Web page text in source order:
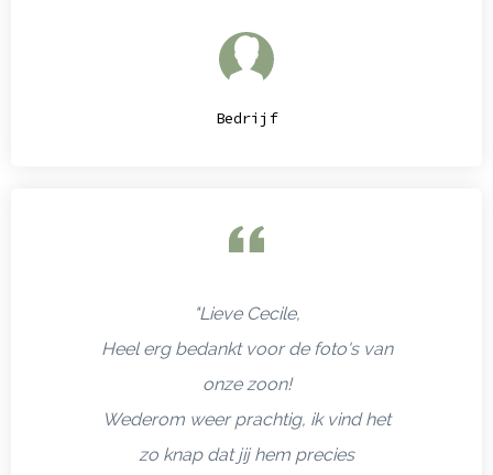
Bedrijf
"Lieve Cecile,
Heel erg bedankt voor de foto's van
onze zoon!
Wederom weer prachtig, ik vind het
zo knap dat jij hem precies